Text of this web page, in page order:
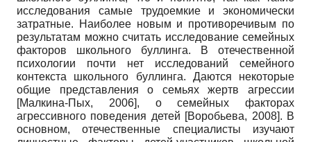
исследования самые трудоемкие и экономически
затратные. Наиболее новым и противоречивым по
результатам можно считать исследование семейных
факторов школьного буллинга. В отечественной
психологии почти нет исследований семейного
контекста школьного буллинга. Даются некоторые
общие представления о семьях жертв агрессии
[Малкина-Пых, 2006], о семейных факторах
агрессивного поведения детей [Воробьева, 2008]. В
основном, отечественные специалисты изучают